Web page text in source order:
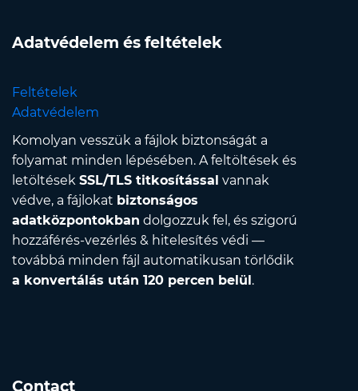
Adatvédelem és feltételek
Feltételek
Adatvédelem
Komolyan vesszük a fájlok biztonságát a
folyamat minden lépésében. A feltöltések és
letöltések SSL/TLS titkosítással vannak
védve, a fájlokat biztonságos
adatközpontokban dolgozzuk fel, és szigorú
hozzáférés-vezérlés & hitelesítés védi —
továbbá minden fájl automatikusan törlődik
a konvertálás után 120 percen belül .
Contact